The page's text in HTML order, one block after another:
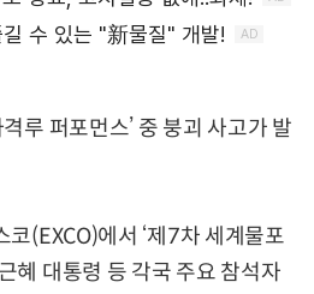
루 퍼포먼스’ 중 붕괴 사고가 발
(EXCO)에서 ‘제7차 세계물포
혜 대통령 등 각국 주요 참석자